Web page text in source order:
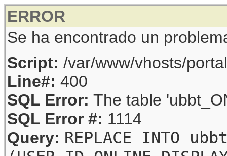
ERROR
Se ha encontrado un
Script: /var/www/vhosts/
Line#: 400
SQL Error: The table
SQL Error #: 1114
Query: REPLACE INTO